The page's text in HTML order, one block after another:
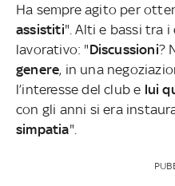
Ha sempre agito per
assistiti". Alti e bassi tra
lavorativo: "Discussioni?
genere, in una
l’interesse del club e lui
con gli anni si era
simpatia".